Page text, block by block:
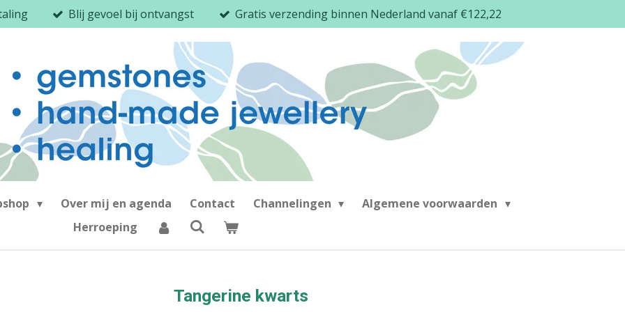
Blij gevoel bij ontvangst Gratis verzending binnen Nederland vanaf €122,22
Over mij en agenda Contact Channelingen
Algemene voorwaarden
Herroeping
Tangerine kwarts